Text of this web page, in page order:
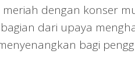
dengan konser
bagian dari upaya
bagi